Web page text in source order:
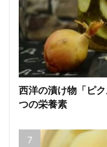
西洋の漬け物「ピ
つの栄養素